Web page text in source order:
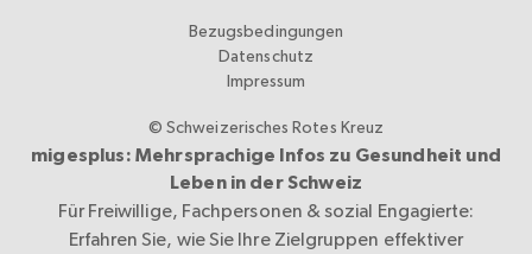
Bezugsbedingungen
Datenschutz
Impressum
© Schweizerisches Rotes Kreuz
migesplus: Mehrsprachige Infos zu Gesundheit und
Leben in der Schweiz
Für Freiwillige, Fachpersonen & sozial Engagierte:
Erfahren Sie, wie Sie Ihre Zielgruppen effektiver